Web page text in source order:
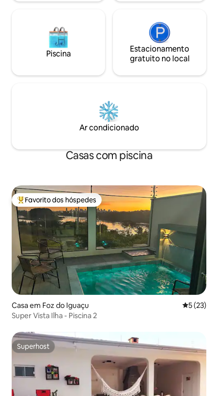
Piscina
Estacionamento
gratuito no local
Ar condicionado
Casas com piscina
Favoritos dos hóspedes mais apreciados
Favorito dos hóspedes
Casa em Foz do Iguaçu
5 (23)
Super Vista Ilha - Piscina 2
Superhost
Superhost